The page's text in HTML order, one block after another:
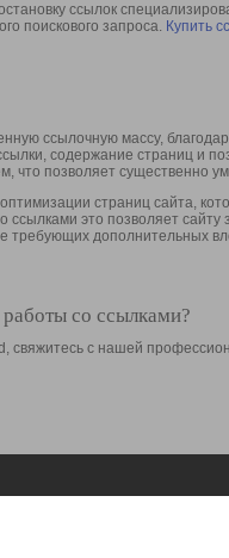
ссылок
поискового запроса. Купить
ссылочную массу,
содержание страниц и
что позволяет существенно
страниц сайта,
ссылками это позволяет
требующих дополнительных
со ссылками?
свяжитесь с нашей